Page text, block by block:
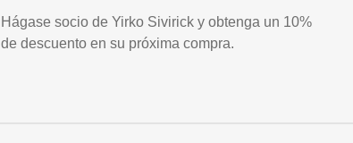
Hágase socio de Yirko Sivirick y obtenga un 10%
de descuento en su próxima compra.